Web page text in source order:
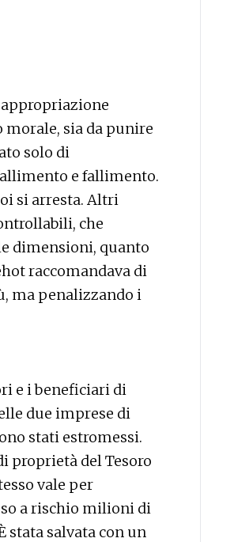
appropriazione
morale, sia da punire
solo di
e fallimento.
si arresta. Altri
che
dimensioni, quanto
raccomandava di
ma penalizzando i
e i beneficiari di
due imprese di
stati estromessi.
proprietà del Tesoro
vale per
a rischio milioni di
stata salvata con un